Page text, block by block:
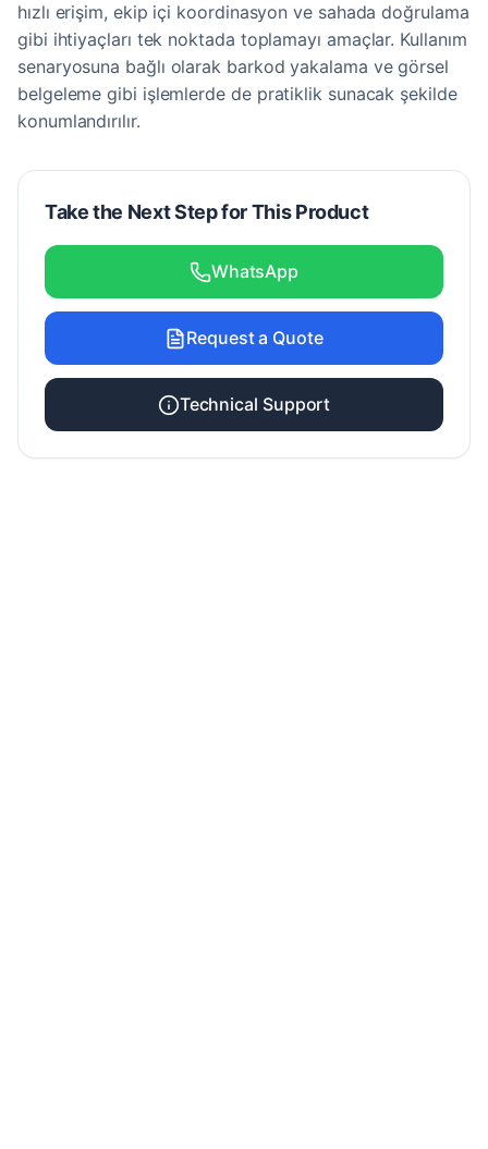
hızlı erişim, ekip içi koordinasyon ve sahada doğrulama
gibi ihtiyaçları tek noktada toplamayı amaçlar. Kullanım
senaryosuna bağlı olarak barkod yakalama ve görsel
belgeleme gibi işlemlerde de pratiklik sunacak şekilde
konumlandırılır.
Take the Next Step for This Product
WhatsApp
Request a Quote
Technical Support